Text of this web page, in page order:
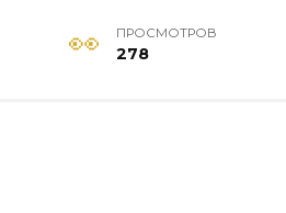
ПРОСМОТРОВ
278